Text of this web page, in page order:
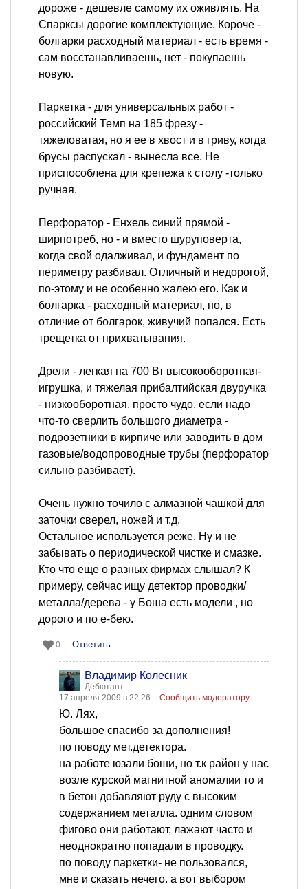
дороже - дешевле самому их оживлять. На
Спарксы дорогие комплектующие. Короче -
болгарки расходный материал - есть время -
сам восстанавливаешь, нет - покупаешь
новую.
Паркетка - для универсальных работ -
российский Темп на 185 фрезу -
тяжеловатая, но я ее в хвост и в гриву, когда
брусы распускал - вынесла все. Не
приспособлена для крепежа к столу -только
ручная.
Перфоратор - Енхель синий прямой -
ширпотреб, но - и вместо шуруповерта,
когда свой одалживал, и фундамент по
периметру разбивал. Отличный и недорогой,
по-этому и не особенно жалею его. Как и
болгарка - расходный материал, но, в
отличие от болгарок, живучий попался. Есть
трещетка от прихватывания.
Дрели - легкая на 700 Вт высокооборотная-
игрушка, и тяжелая прибалтийская двуручка
- низкооборотная, просто чудо, если надо
что-то сверлить большого диаметра -
подрозетники в кирпиче или заводить в дом
газовые/водопроводные трубы (перфоратор
сильно разбивает).
Очень нужно точило с алмазной чашкой для
заточки сверел, ножей и т.д.
Остальное используется реже. Ну и не
забывать о периодической чистке и смазке.
Кто что еще о разных фирмах слышал? К
примеру, сейчас ищу детектор проводки/
металла/дерева - у Боша есть модели , но
дорого и по е-бею.
0 Ответить
Владимир Колесник
Дебютант
17 апреля 2009 в 22:26
Сообщить модератору
Ю. Лях,
большое спасибо за дополнения!
по поводу мет.детектора.
на работе юзали боши, но т.к район у нас
возле курской магнитной аномалии то и
в бетон добавляют руду с высоким
содержанием металла. одним словом
фигово они работают, лажают часто и
неоднократно попадали в проводку.
по поводу паркетки- не пользовался,
мне и сказать нечего. а вот выбором